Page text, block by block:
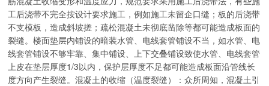
工后浇带不完全按设计要求施工，例如施工未留企口缝；板的后浇带
不支模板，造成斜坡搓；疏松混凝土未彻底凿除等都可能造成板面的
裂缝。楼面垫层内铺设的暗装水管、电线套管铺设不当，如水管、电
线套管铺设不够牢靠、集中铺设、上下交叠铺设致使水管、电线套管
上皮在垫层厚度1/3以内，保护层厚度不足都可能造成板面沿管线长
度方向产生裂缝。混凝土的收缩（温度裂缝）：众所周知，混凝土引